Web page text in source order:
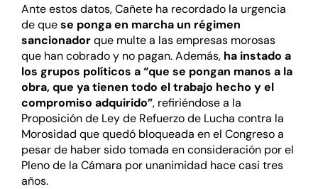
Ante estos datos, Cañete ha recordado la urgencia
de quese ponga en marcha un régimen
sancionadorque multe a las empresas morosas
que han cobrado y no pagan. Además, ha instado a
los grupos políticos a “que se pongan manos a la
obra, que ya tienen todo el trabajo hecho y el
compromiso adquirido”, refiriéndose a la
Proposición de Ley de Refuerzo de Lucha contra la
Morosidad que quedó bloqueada en el Congreso a
pesar de haber sido tomada en consideración por el
Pleno de la Cámara por unanimidad hace casi tres
años.